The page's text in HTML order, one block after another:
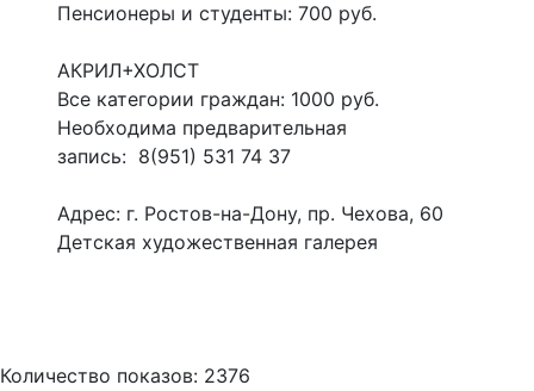
Пенсионеры и студенты: 700 руб.
АКРИЛ+ХОЛСТ
Все категории граждан: 1000 руб.
Необходима предварительная
запись: 8(951) 531 74 37
Адрес: г. Ростов-на-Дону, пр. Чехова, 60
Детская художественная галерея
Количество показов: 2376